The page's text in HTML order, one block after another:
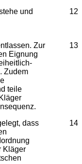
12
und
13
Zur
Eignung
Zudem
teile
14
dass
Kläger